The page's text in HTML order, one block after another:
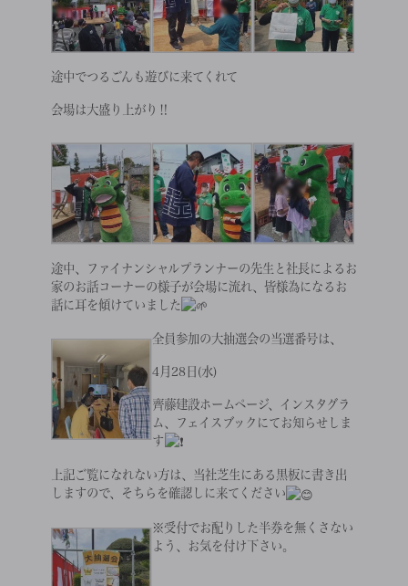
途中でつるごんも遊びに来てくれて
会場は大盛り上がり‼︎
途中、ファイナンシャルプランナーの先生と社長によるお
家のお話コーナーの様子が会場に流れ、皆様為になるお
話に耳を傾けていました
全員参加の大抽選会の当選番号は、
4月28日(水)
齊藤建設ホームページ、インスタグラ
ム、フェイスブックにてお知らせしま
す
上記ご覧になれない方は、当社芝生にある黒板に書き出
しますので、そちらを確認しに来てください
※受付でお配りした半券を無くさない
よう、お気を付け下さい。